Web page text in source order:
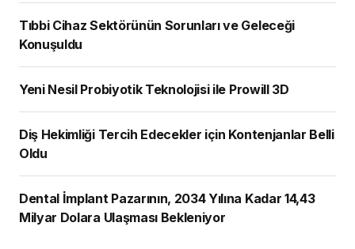
Tıbbi Cihaz Sektörünün Sorunları ve Geleceği
Konuşuldu
Yeni Nesil Probiyotik Teknolojisi ile Prowill 3D
Diş Hekimliği Tercih Edecekler için Kontenjanlar Belli
Oldu
Dental İmplant Pazarının, 2034 Yılına Kadar 14,43
Milyar Dolara Ulaşması Bekleniyor